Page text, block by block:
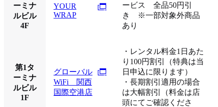
ーミナ
ルビル
4F
YOUR
WRAP
ービス 全品50円引
き ※一部対象外商品
あり
第1タ
ーミナ
ルビル
1F
グローバル
WiFi 関西
国際空港店
・レンタル料金1日あた
り100円割引（特典は当
日申込に限ります）
・長期割引適用の場合
は大幅割引（料金は店
頭にてご確認くださ